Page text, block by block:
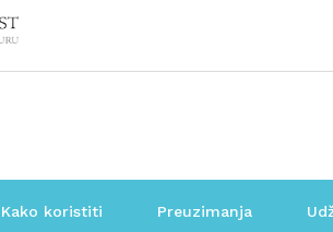
Kako koristiti Preuzimanja